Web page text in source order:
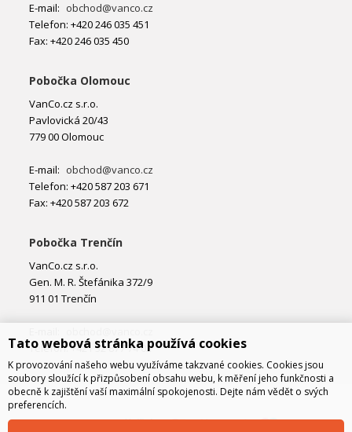
E-mail: obchod@vanco.cz
Telefon: +420 246 035 451
Fax: +420 246 035 450
Pobočka Olomouc
VanCo.cz s.r.o.
Pavlovická 20/43
779 00 Olomouc
E-mail: obchod@vanco.cz
Telefon: +420 587 203 671
Fax: +420 587 203 672
Pobočka Trenčín
VanCo.cz s.r.o.
Gen. M. R. Štefánika 372/9
911 01 Trenčín
Telefon: +421 32 877 74 02
Tato webová stránka používá cookies
K provozování našeho webu využíváme takzvané cookies. Cookies jsou
soubory sloužící k přizpůsobení obsahu webu, k měření jeho funkčnosti a
obecně k zajištění vaší maximální spokojenosti. Dejte nám vědět o svých
preferencích.